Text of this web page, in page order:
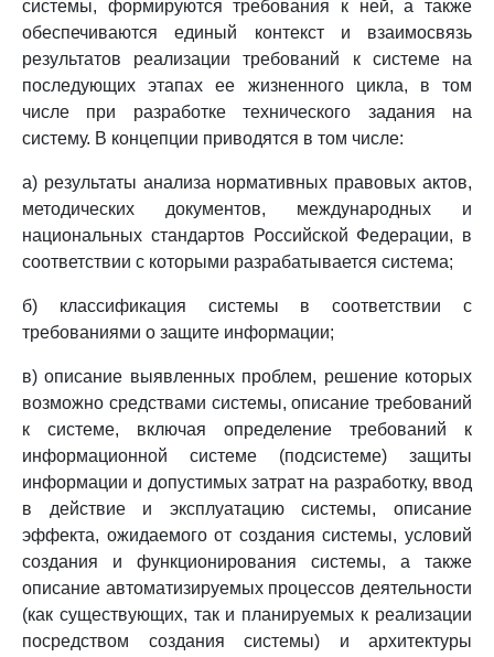
системы, формируются требования к ней, а также
обеспечиваются единый контекст и взаимосвязь
результатов реализации требований к системе на
последующих этапах ее жизненного цикла, в том
числе при разработке технического задания на
систему. В концепции приводятся в том числе:
а) результаты анализа нормативных правовых актов,
методических документов, международных и
национальных стандартов Российской Федерации, в
соответствии с которыми разрабатывается система;
б) классификация системы в соответствии с
требованиями о защите информации;
в) описание выявленных проблем, решение которых
возможно средствами системы, описание требований
к системе, включая определение требований к
информационной системе (подсистеме) защиты
информации и допустимых затрат на разработку, ввод
в действие и эксплуатацию системы, описание
эффекта, ожидаемого от создания системы, условий
создания и функционирования системы, а также
описание автоматизируемых процессов деятельности
(как существующих, так и планируемых к реализации
посредством создания системы) и архитектуры